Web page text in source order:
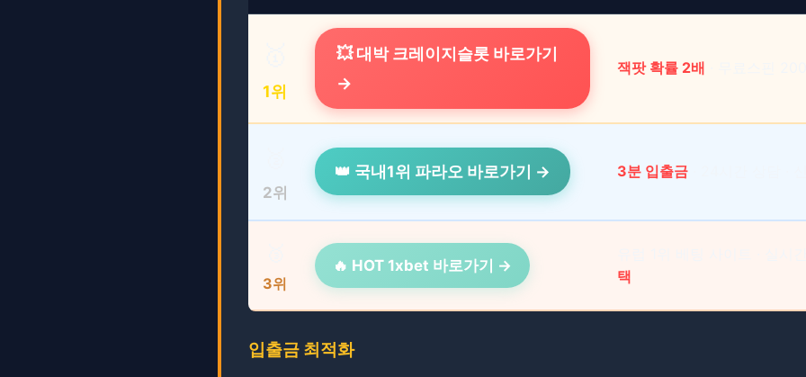
1위
💥 대박 크레이지슬롯 바로가기
→
잭팟 확률 2배
2위
👑 국내1위 파라오 바로가기 → 3분 입출금
3위
🔥 HOT 1xbet 바로가기 →
택
입출금 최적화